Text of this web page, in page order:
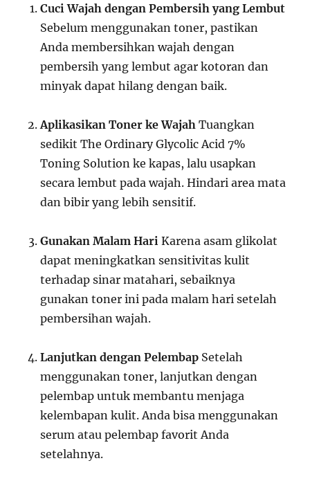
Cuci Wajah dengan Pembersih yang Lembut
Sebelum menggunakan toner, pastikan
Anda membersihkan wajah dengan
pembersih yang lembut agar kotoran dan
minyak dapat hilang dengan baik.
Aplikasikan Toner ke Wajah Tuangkan
sedikit The Ordinary Glycolic Acid 7%
Toning Solution ke kapas, lalu usapkan
secara lembut pada wajah. Hindari area mata
dan bibir yang lebih sensitif.
Gunakan Malam Hari Karena asam glikolat
dapat meningkatkan sensitivitas kulit
terhadap sinar matahari, sebaiknya
gunakan toner ini pada malam hari setelah
pembersihan wajah.
Lanjutkan dengan Pelembap Setelah
menggunakan toner, lanjutkan dengan
pelembap untuk membantu menjaga
kelembapan kulit. Anda bisa menggunakan
serum atau pelembap favorit Anda
setelahnya.